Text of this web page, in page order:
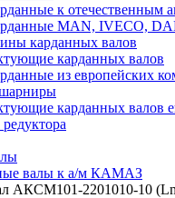
к отечественным
MAN, IVECO,
карданных валов
карданных валов
из европейских
карданных валов
валы к а/м КАМАЗ
АКСМ101-2201010-10